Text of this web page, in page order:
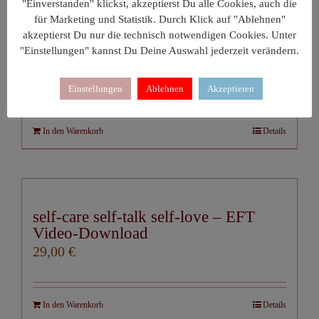
Das Tapping ABC – EFT Video-
Download
39,00€
In den Warenkorb Details
self-care self-talk self-love – EFT
Video-Download
29,00 €
In den Warenkorb Details
"Einverstanden" klickst, akzeptierst Du alle Cookies, auch die
für Marketing und Statistik. Durch Klick auf "Ablehnen"
akzeptierst Du nur die technisch notwendigen Cookies. Unter
"Einstellungen" kannst Du Deine Auswahl jederzeit verändern.
Einstellungen Ablehnen Akzeptieren